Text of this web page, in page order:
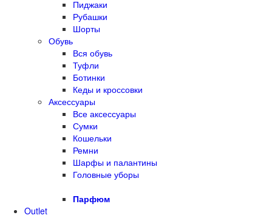
Пиджаки
Рубашки
Шорты
Обувь
Вся обувь
Туфли
Ботинки
Кеды и кроссовки
Аксессуары
Все аксессуары
Сумки
Кошельки
Ремни
Шарфы и палантины
Головные уборы
Парфюм
Outlet